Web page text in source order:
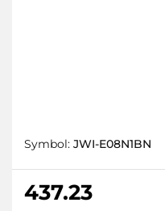
Symbol: JWI-E08N1BN
437.23